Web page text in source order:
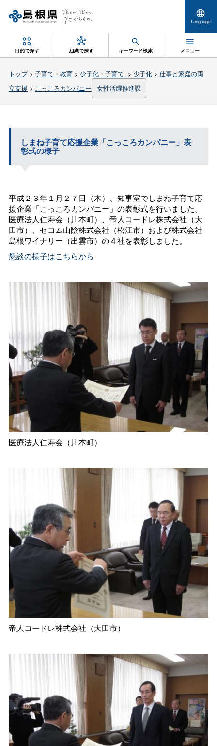
Language
目的で探す 組織で探す キーワード検索 メニュー
トップ> 子育て・教育> 少子化・子育て > 少子化> 仕事と家庭の両
立支援 > こっころカンパニー 女性活躍推進課
しまね子育て応援企業「こっころカンパニー」表
彰式の様子
平成２３年１月２７日（木）、知事室でしまね子育て応
援企業「こっころカンパニー」の表彰式を行いました。
医療法人仁寿会（川本町）、帝人コードレ株式会社（大
田市）、セコム山陰株式会社（松江市）および株式会社
島根ワイナリー（出雲市）の４社を表彰しました。
懇談の様子はこちらから
医療法人仁寿会（川本町）
帝人コードレ株式会社（大田市）